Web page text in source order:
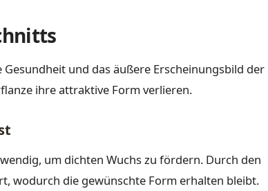
und das äußere Erscheinungsbild der
ihre attraktive Form verlieren.
um dichten Wuchs zu fördern. Durch den
wodurch die gewünschte Form erhalten bleibt.